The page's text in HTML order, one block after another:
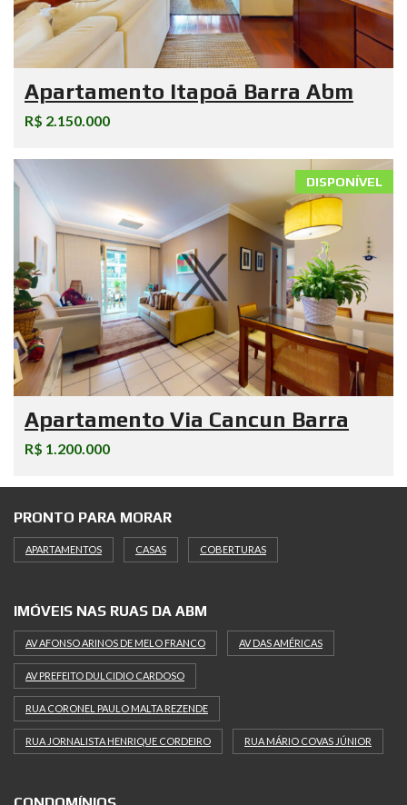
Apartamento Itapoã Barra Abm
R$ 2.150.000
DISPONÍVEL
Apartamento Via Cancun Barra
R$ 1.200.000
PRONTO PARA MORAR
APARTAMENTOS CASAS COBERTURAS
IMÓVEIS NAS RUAS DA ABM
AV AFONSO ARINOS DE MELO FRANCO AV DAS AMÉRICAS
AV PREFEITO DULCIDIO CARDOSO
RUA CORONEL PAULO MALTA REZENDE
RUA JORNALISTA HENRIQUE CORDEIRO RUA MÁRIO COVAS JÚNIOR